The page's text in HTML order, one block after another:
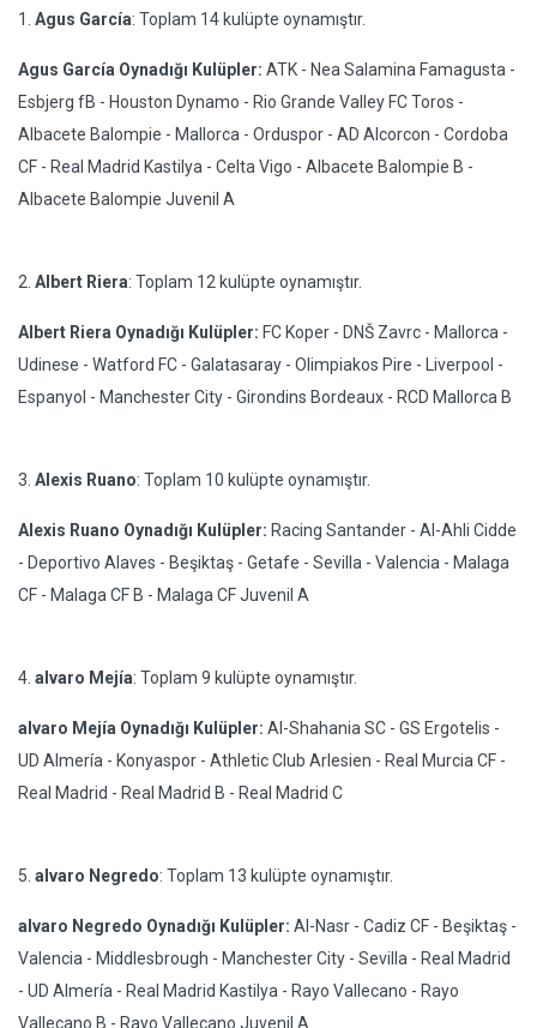
1. Agus García: Toplam 14 kulüpte oynamıştır.
Agus García Oynadığı Kulüpler: ATK - Nea Salamina Famagusta -
Esbjerg fB - Houston Dynamo - Rio Grande Valley FC Toros -
Albacete Balompie - Mallorca - Orduspor - AD Alcorcon - Cordoba
CF - Real Madrid Kastilya - Celta Vigo - Albacete Balompie B -
Albacete Balompie Juvenil A
2. Albert Riera: Toplam 12 kulüpte oynamıştır.
Albert Riera Oynadığı Kulüpler: FC Koper - DNŠ Zavrc - Mallorca -
Udinese - Watford FC - Galatasaray - Olimpiakos Pire - Liverpool -
Espanyol - Manchester City - Girondins Bordeaux - RCD Mallorca B
3. Alexis Ruano: Toplam 10 kulüpte oynamıştır.
Alexis Ruano Oynadığı Kulüpler: Racing Santander - Al-Ahli Cidde
- Deportivo Alaves - Beşiktaş - Getafe - Sevilla - Valencia - Malaga
CF - Malaga CF B - Malaga CF Juvenil A
4. alvaro Mejía: Toplam 9 kulüpte oynamıştır.
alvaro Mejía Oynadığı Kulüpler: Al-Shahania SC - GS Ergotelis -
UD Almería - Konyaspor - Athletic Club Arlesien - Real Murcia CF -
Real Madrid - Real Madrid B - Real Madrid C
5. alvaro Negredo: Toplam 13 kulüpte oynamıştır.
alvaro Negredo Oynadığı Kulüpler: Al-Nasr - Cadiz CF - Beşiktaş -
Valencia - Middlesbrough - Manchester City - Sevilla - Real Madrid
- UD Almería - Real Madrid Kastilya - Rayo Vallecano - Rayo
Vallecano B - Rayo Vallecano Juvenil A